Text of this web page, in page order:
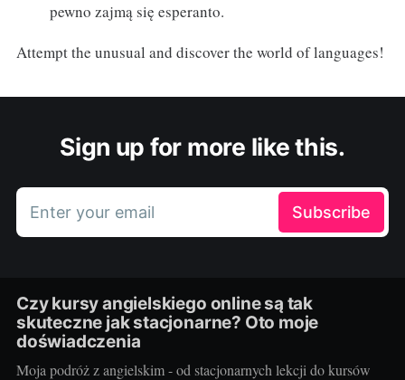
pewno zajmą się esperanto.
Attempt the unusual and discover the world of languages!
Sign up for more like this.
Enter your email Subscribe
Czy kursy angielskiego online są tak
skuteczne jak stacjonarne? Oto moje
doświadczenia
Moja podróż z angielskim - od stacjonarnych lekcji do kursów